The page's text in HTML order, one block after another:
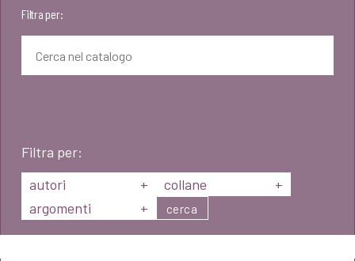
Filtra per:
Filtra per:
autori
+ collane
+
argomenti
+ cerca